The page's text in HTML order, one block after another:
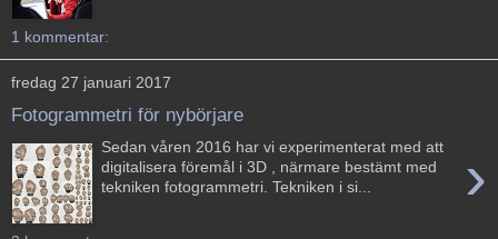
1 kommentar:
fredag 27 januari 2017
Fotogrammetri för nybörjare
›
Sedan våren 2016 har vi experimenterat med att
digitalisera föremål i 3D , närmare bestämt med
tekniken fotogrammetri. Tekniken i si...